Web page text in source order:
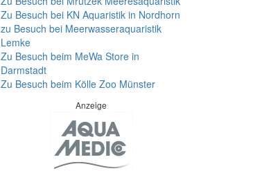
Zu Besuch bei KN Aquaristik in Nordhorn
zu Besuch bei Meerwasseraquaristik
Lemke
Zu Besuch beim MeWa Store in
Darmstadt
Zu Besuch beim Kölle Zoo Münster
Anzeige